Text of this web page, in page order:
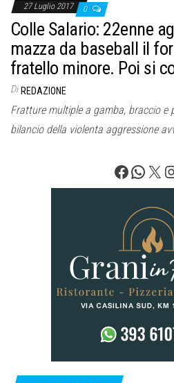
27 Luglio 2017 0
Colle Salario: 22enne
mazza da baseball il
fratello minore. Poi si
Di REDAZIONE
Fratture multiple a gamba, braccio e
bilancio della violenta aggressione
X